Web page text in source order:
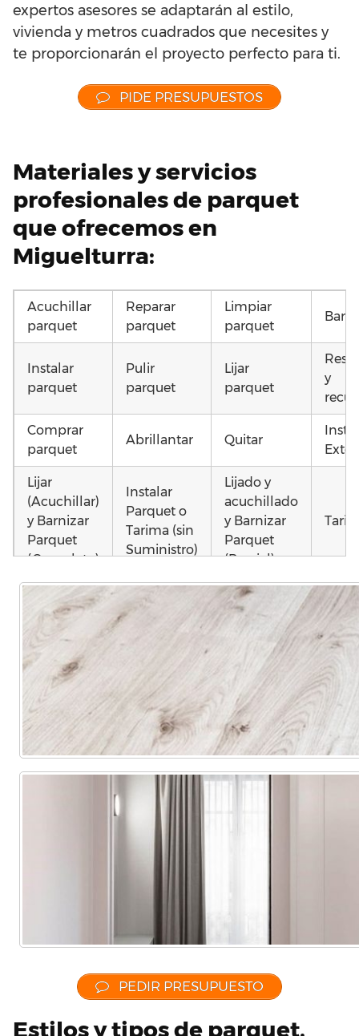
expertos asesores se adaptarán al estilo,
vivienda y metros cuadrados que necesites y
te proporcionarán el proyecto perfecto para ti.
PIDE PRESUPUESTOS
Materiales y servicios
profesionales de parquet
que ofrecemos en
Miguelturra:
Acuchillar
parquet
Reparar
parquet
Limpiar
parquet
Instalar
parquet
Pulir
parquet
Lijar
parquet
y
Comprar
parquet
Abrillantar Quitar
Lijar
(Acuchillar)
y Barnizar
Parquet
(Completo)
Instalar
Parquet o
Tarima (sin
Suministro)
Lijado y
acuchillado
y Barnizar
Parquet
(Parcial)
Poner
parquet o
Tarima
Local
Comercial
Colocar
parquet o
(Completa)
Colocar
parquet o
Vivienda
(Parcial)
etc…
PEDIR PRESUPUESTO
Estilos y tipos de parquet,